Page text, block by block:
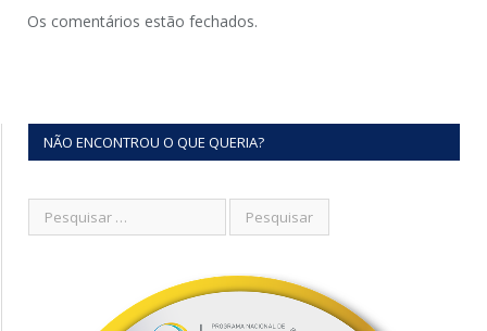
Os comentários estão fechados.
NÃO ENCONTROU O QUE QUERIA?